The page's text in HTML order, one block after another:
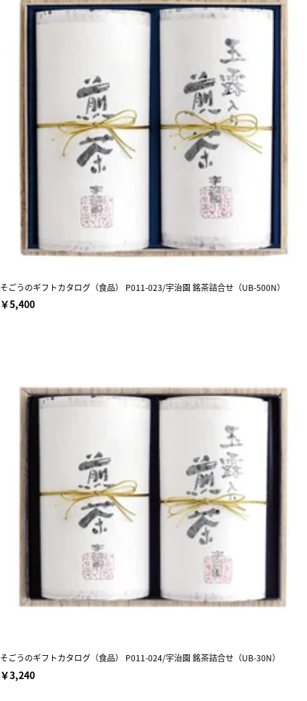
そごうのギフトカタログ（食品） P011-023/宇治園 銘茶詰合せ（UB-500N）
￥5,400
そごうのギフトカタログ（食品） P011-024/宇治園 銘茶詰合せ（UB-30N）
￥3,240